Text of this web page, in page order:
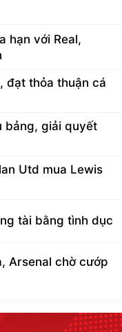
hạn với Real,
đạt thỏa thuận cá
bảng, giải quyết
Utd mua Lewis
tài bằng tình dục
Arsenal chờ cướp